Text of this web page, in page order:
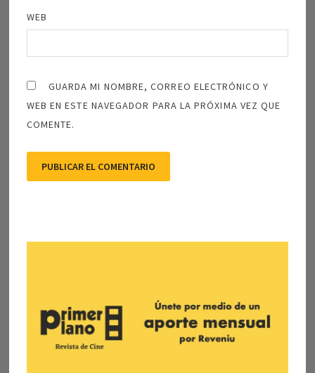
WEB
GUARDA MI NOMBRE, CORREO ELECTRÓNICO Y
WEB EN ESTE NAVEGADOR PARA LA PRÓXIMA VEZ QUE
COMENTE.